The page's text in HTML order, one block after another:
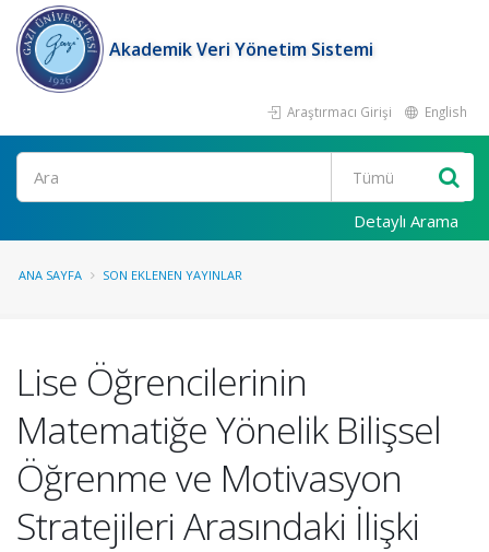
Akademik Veri Yönetim Sistemi
Araştırmacı Girişi English
Ara
Detaylı Arama
ANA SAYFA SON EKLENEN YAYINLAR
Lise Öğrencilerinin
Matematiğe Yönelik Bilişsel
Öğrenme ve Motivasyon
Stratejileri Arasındaki İlişki